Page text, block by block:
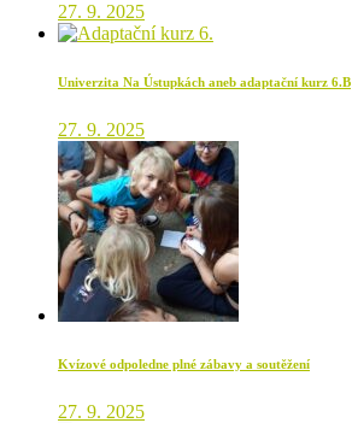
27. 9. 2025
Univerzita Na Ústupkách aneb adaptační kurz 6.B
27. 9. 2025
Kvízové odpoledne plné zábavy a soutěžení
27. 9. 2025